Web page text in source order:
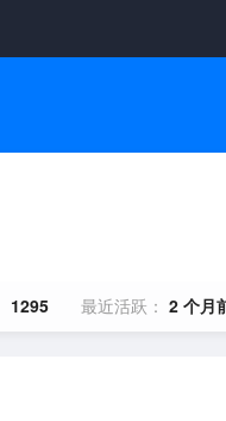
1295 最近活跃： 2 个月